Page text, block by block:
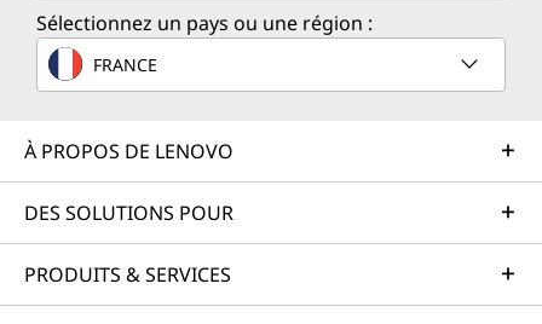
Sélectionnez un pays ou une région :
FRANCE
À PROPOS DE LENOVO
DES SOLUTIONS POUR
PRODUITS & SERVICES